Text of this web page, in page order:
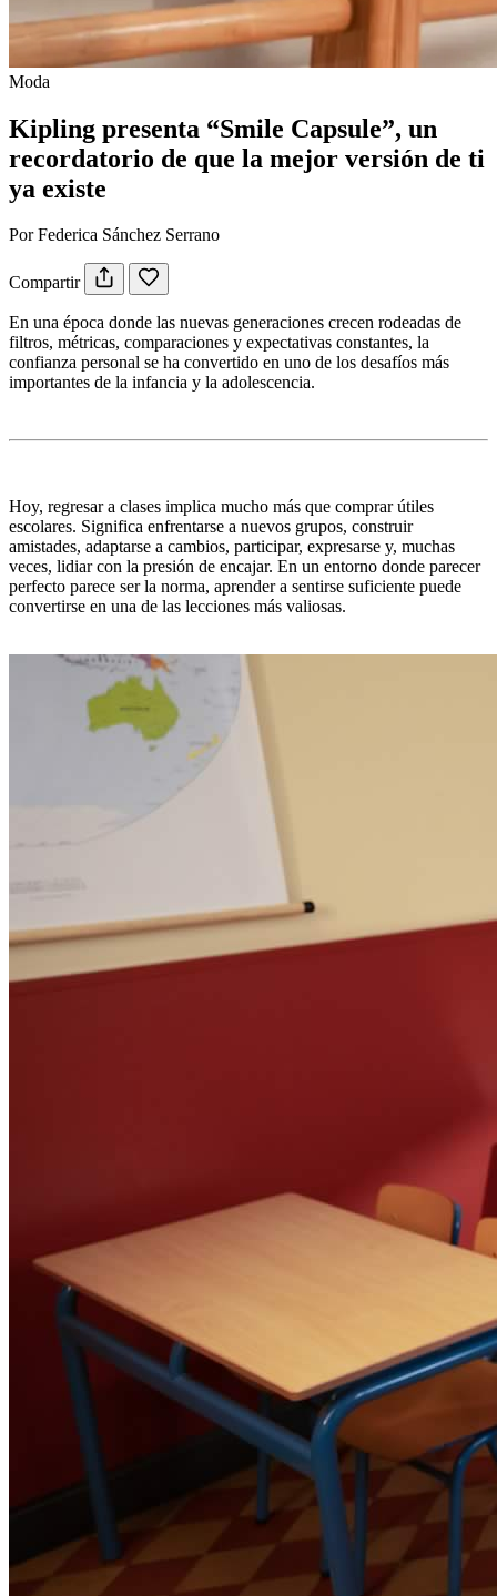
Moda
Kipling presenta “Smile Capsule”, un
recordatorio de que la mejor versión de ti
ya existe
Por Federica Sánchez Serrano
Compartir
En una época donde las nuevas generaciones crecen rodeadas de
filtros, métricas, comparaciones y expectativas constantes, la
confianza personal se ha convertido en uno de los desafíos más
importantes de la infancia y la adolescencia.
Hoy, regresar a clases implica mucho más que comprar útiles
escolares. Significa enfrentarse a nuevos grupos, construir
amistades, adaptarse a cambios, participar, expresarse y, muchas
veces, lidiar con la presión de encajar. En un entorno donde parecer
perfecto parece ser la norma, aprender a sentirse suficiente puede
convertirse en una de las lecciones más valiosas.